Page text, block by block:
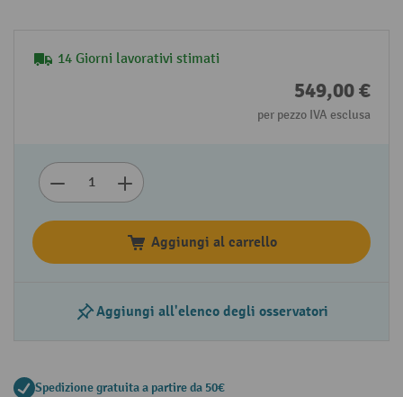
14 Giorni lavorativi stimati
549,00 €
per pezzo IVA esclusa
Aggiungi al carrello
Aggiungi all'elenco degli osservatori
Spedizione gratuita a partire da 50€